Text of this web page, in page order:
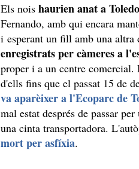
Els noishaurien anat a Toledo
Fernando, amb qui encara
i esperant un fill amb una altra
enregistrats per càmeres a
proper i a un centre comercial.
d'ells fins que el passat 15 de
va aparèixer a l'Ecoparc de
mal estat després de passar
una cinta transportadora.
mort per asfíxia.